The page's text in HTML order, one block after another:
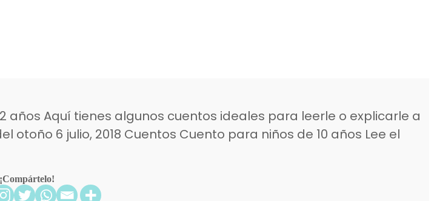
Aquí tienes algunos cuentos ideales para leerle o explicarle a
6 julio, 2018 Cuentos Cuento para niños de 10 años Lee el
¡Compártelo!